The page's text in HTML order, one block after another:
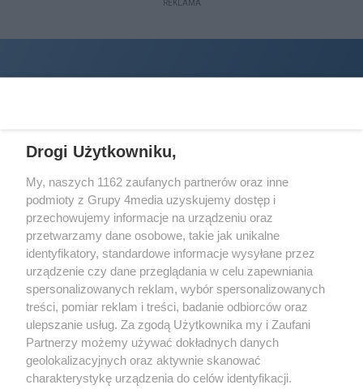
REKLAMA
Wydawcąhalorzeszow.pljest:
STOWARZYSZENIE INICJATYW SPOŁECZNYCH PERSPEKTYWA
Adres do korespondencji:
ul. Piastów 3/2035-077 Rzeszów
kontakt@halorzeszow.pl
Redakcja Reklama Kontakt
Patronat medialny
Drogi Użytkowniku,
My, naszych 1162 zaufanych partnerów oraz inne
podmioty z Grupy 4media uzyskujemy dostęp i
przechowujemy informacje na urządzeniu oraz
przetwarzamy dane osobowe, takie jak unikalne
identyfikatory, standardowe informacje wysyłane przez
urządzenie czy dane przeglądania w celu zapewniania
spersonalizowanych reklam, wybór spersonalizowanych
treści, pomiar reklam i treści, badanie odbiorców oraz
ulepszanie usług. Za zgodą Użytkownika my i Zaufani
Partnerzy możemy używać dokładnych danych
geolokalizacyjnych oraz aktywnie skanować
charakterystykę urządzenia do celów identyfikacji.